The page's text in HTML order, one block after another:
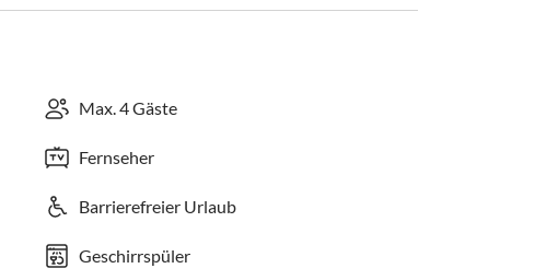
Max. 4 Gäste
Fernseher
Barrierefreier Urlaub
Geschirrspüler